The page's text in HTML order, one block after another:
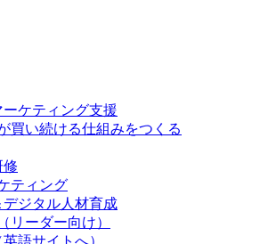
ケティング支援
買い続ける仕組みをつくる
修
ティング
ジタル人材育成
リーダー向け）